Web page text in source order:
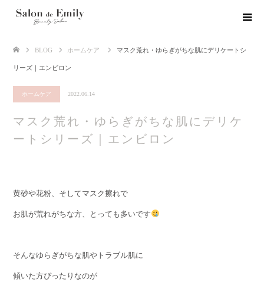
BLOG ホームケア マスク荒れ・ゆらぎがちな肌にデリケートシ
リーズ｜エンビロン
ホームケア 2022.06.14
マスク荒れ・ゆらぎがちな肌にデリケ
ートシリーズ｜エンビロン
黄砂や花粉、そしてマスク擦れで
お肌が荒れがちな方、とっても多いです
そんなゆらぎがちな肌やトラブル肌に
傾いた方ぴったりなのが